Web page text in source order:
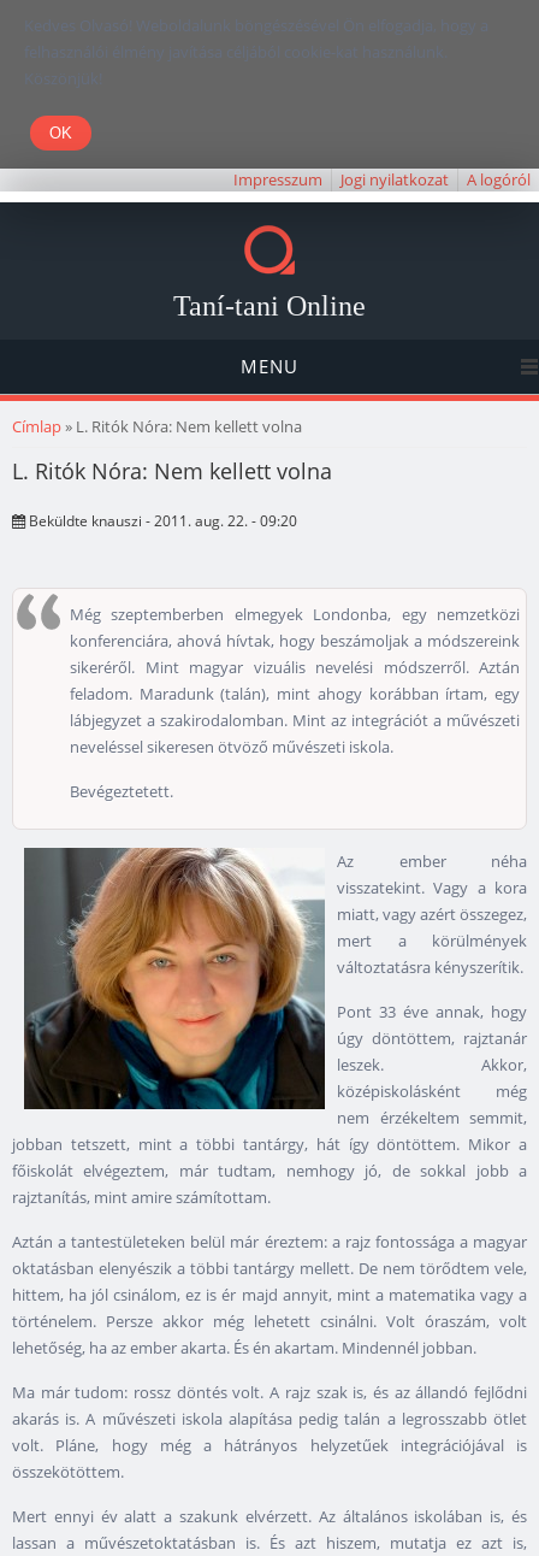
Kedves Olvasó! Weboldalunk böngészésével Ön elfogadja, hogy a
felhasználói élmény javítása céljából cookie-kat használunk.
Köszönjük!
Impresszum Jogi nyilatkozat A logóról
Taní-tani Online
MENU
Jelenlegi hely
Címlap» L. Ritók Nóra: Nem kellett volna
L. Ritók Nóra: Nem kellett volna
Beküldte knauszi - 2011. aug. 22. - 09:20
Még szeptemberben elmegyek Londonba, egy nemzetközi
konferenciára, ahová hívtak, hogy beszámoljak a módszereink
sikeréről. Mint magyar vizuális nevelési módszerről. Aztán
feladom. Maradunk (talán), mint ahogy korábban írtam, egy
lábjegyzet a szakirodalomban. Mint az integrációt a művészeti
neveléssel sikeresen ötvöző művészeti iskola.
Bevégeztetett.
Az ember néha
visszatekint. Vagy a kora
miatt, vagy azért összegez,
mert a körülmények
változtatásra kényszerítik.
Pont 33 éve annak, hogy
úgy döntöttem, rajztanár
leszek. Akkor,
középiskolásként még
nem érzékeltem semmit,
jobban tetszett, mint a többi tantárgy, hát így döntöttem. Mikor a
főiskolát elvégeztem, már tudtam, nemhogy jó, de sokkal jobb a
rajztanítás, mint amire számítottam.
Aztán a tantestületeken belül már éreztem: a rajz fontossága a magyar
oktatásban elenyészik a többi tantárgy mellett. De nem törődtem vele,
hittem, ha jól csinálom, ez is ér majd annyit, mint a matematika vagy a
történelem. Persze akkor még lehetett csinálni. Volt óraszám, volt
lehetőség, ha az ember akarta. És én akartam. Mindennél jobban.
Ma már tudom: rossz döntés volt. A rajz szak is, és az állandó fejlődni
akarás is. A művészeti iskola alapítása pedig talán a legrosszabb ötlet
volt. Pláne, hogy még a hátrányos helyzetűek integrációjával is
összekötöttem.
Mert ennyi év alatt a szakunk elvérzett. Az általános iskolában is, és
lassan a művészetoktatásban is. És azt hiszem, mutatja ez azt is,